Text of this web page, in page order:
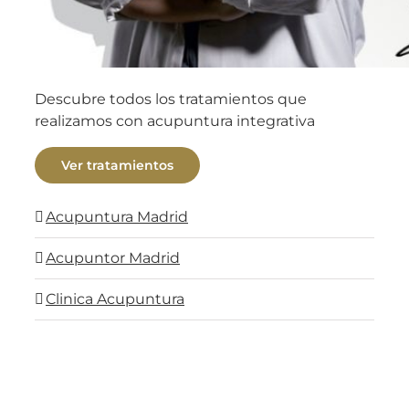
Descubre todos los tratamientos que
realizamos con acupuntura integrativa
Ver tratamientos
Acupuntura Madrid
Acupuntor Madrid
Clinica Acupuntura